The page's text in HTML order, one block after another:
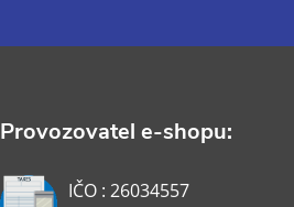
Provozovatel e-shopu:
IČO : 26034557